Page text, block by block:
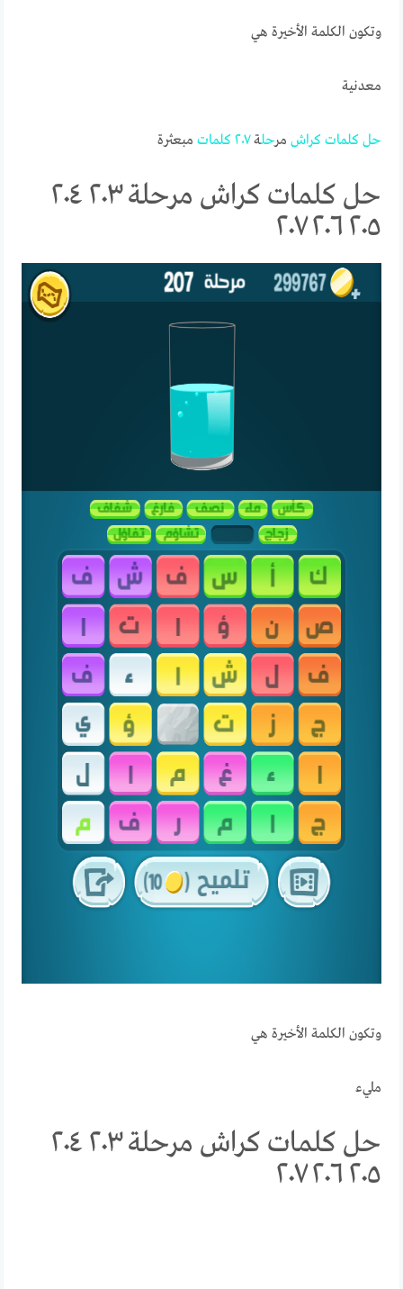
وتكون الكلمة الأخيرة هي
معدنية
حل كلمات كراش مرحلة٢٠٧ كلمات مبعثرة
حل كلمات كراش مرحلة ٢٠٣ ٢٠٤
٢٠٥ ٢٠٦ ٢٠٧
وتكون الكلمة الأخيرة هي
مليء
حل كلمات كراش مرحلة ٢٠٣ ٢٠٤
٢٠٥ ٢٠٦ ٢٠٧